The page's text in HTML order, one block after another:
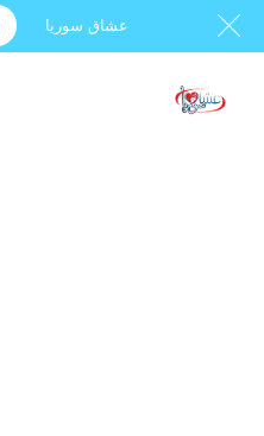
عشاق سوريا